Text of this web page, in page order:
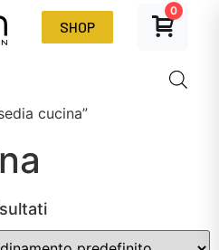
SHOP
0
cucina”